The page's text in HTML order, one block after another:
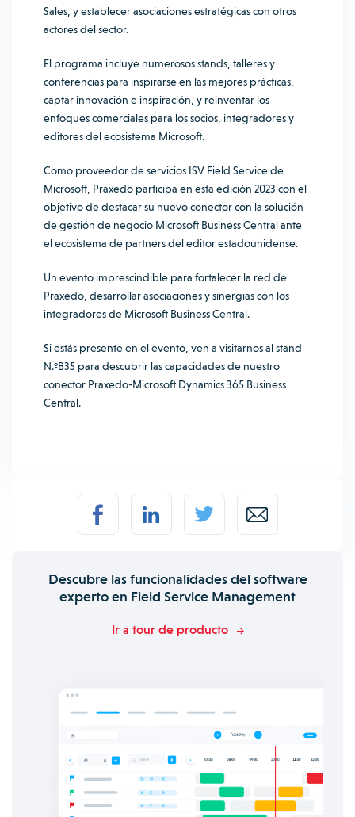
Sales, y establecer asociaciones estratégicas con otros
actores del sector.
El programa incluye numerosos stands, talleres y
conferencias para inspirarse en las mejores prácticas,
captar innovación e inspiración, y reinventar los
enfoques comerciales para los socios, integradores y
editores del ecosistema Microsoft.
Como proveedor de servicios ISV Field Service de
Microsoft, Praxedo participa en esta edición 2023 con el
objetivo de destacar su nuevo conector con la solución
de gestión de negocio Microsoft Business Central ante
el ecosistema de partners del editor estadounidense.
Un evento imprescindible para fortalecer la red de
Praxedo, desarrollar asociaciones y sinergias con los
integradores de Microsoft Business Central.
Si estás presente en el evento, ven a visitarnos al stand
N.ºB35 para descubrir las capacidades de nuestro
conector Praxedo-Microsoft Dynamics 365 Business
Central.
Descubre las funcionalidades del software
experto en Field Service Management
Ir a tour de producto